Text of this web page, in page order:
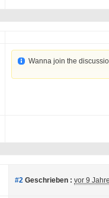
Wanna join the
#2 Geschrieben : vor 9